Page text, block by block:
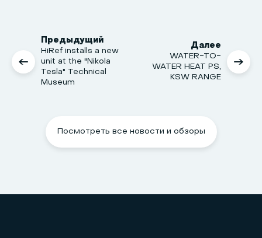
Предыдущий
HiRef installs a new
unit at the "Nikola
Tesla" Technical
Museum
Далее
WATER-TO-
WATER HEAT PS,
KSW RANGE
Посмотреть все новости и обзоры